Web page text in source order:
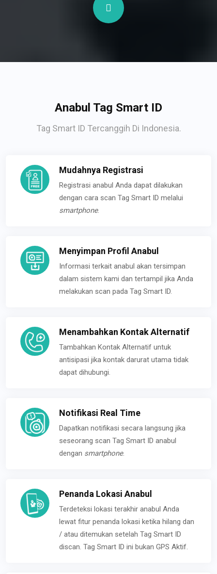
Anabul Tag Smart ID
Tag Smart ID Tercanggih Di Indonesia.
Mudahnya Registrasi
Registrasi anabul Anda dapat dilakukan
dengan cara scan Tag Smart ID melalui
smartphone.
Menyimpan Profil Anabul
Informasi terkait anabul akan tersimpan
dalam sistem kami dan tertampil jika Anda
melakukan scan pada Tag Smart ID.
Menambahkan Kontak Alternatif
Tambahkan Kontak Alternatif untuk
antisipasi jika kontak darurat utama tidak
dapat dihubungi.
Notifikasi Real Time
Dapatkan notifikasi secara langsung jika
seseorang scan Tag Smart ID anabul
dengan smartphone.
Penanda Lokasi Anabul
Terdeteksi lokasi terakhir anabul Anda
lewat fitur penanda lokasi ketika hilang dan
/ atau ditemukan setelah Tag Smart ID
discan. Tag Smart ID ini bukan GPS Aktif.